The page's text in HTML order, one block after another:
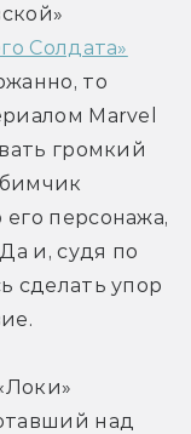
Солдата»
то
Marvel
громкий
персонажа,
и, судя по
сделать упор
над